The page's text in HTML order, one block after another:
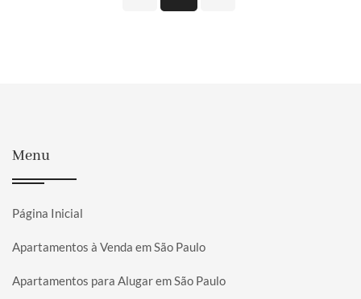
Menu
Página Inicial
Apartamentos à Venda em São Paulo
Apartamentos para Alugar em São Paulo